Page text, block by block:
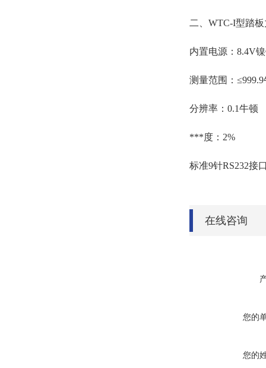
二、WTC-I型踏
内置电源：8.4V
测量范围：≤999.9
分辨率：0.1牛顿
***度：2%
标准9针RS232接
在线咨询
您的
您的